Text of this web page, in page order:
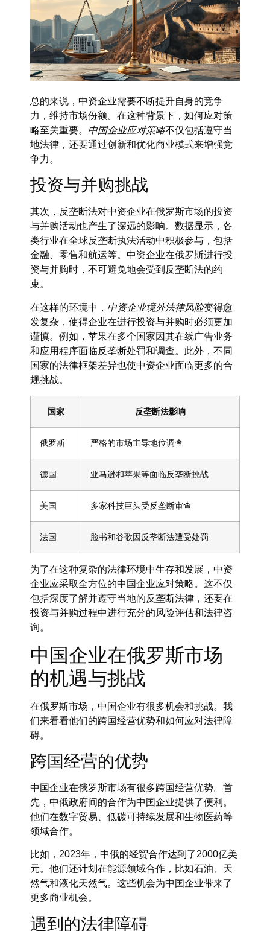
总的来说，中资企业需要不断提升自身的竞争
力，维持市场份额。在这种背景下，如何应对策
略至关重要。 中国企业应对策略不仅包括遵守当
地法律，还要通过创新和优化商业模式来增强竞
争力。
投资与并购挑战
其次，反垄断法对中资企业在俄罗斯市场的投资
与并购活动也产生了深远的影响。数据显示，各
类行业在全球反垄断执法活动中积极参与，包括
金融、零售和航运等。中资企业在俄罗斯进行投
资与并购时，不可避免地会受到反垄断法的约
束。
在这样的环境中， 中资企业境外法律风险变得愈
发复杂，使得企业在进行投资与并购时必须更加
谨慎。例如，苹果在多个国家因其在线广告业务
和应用程序面临反垄断处罚和调查。此外，不同
国家的法律框架差异也使中资企业面临更多的合
规挑战。
国家 反垄断法影响
俄罗斯 严格的市场主导地位调查
德国 亚马逊和苹果等面临反垄断挑战
美国 多家科技巨头受反垄断审查
法国 脸书和谷歌因反垄断法遭受处罚
为了在这种复杂的法律环境中生存和发展，中资
企业应采取全方位的中国企业应对策略。这不仅
包括深度了解并遵守当地的反垄断法律，还要在
投资与并购过程中进行充分的风险评估和法律咨
询。
中国企业在俄罗斯市场
的机遇与挑战
在俄罗斯市场，中国企业有很多机会和挑战。我
们来看看他们的跨国经营优势和如何应对法律障
碍。
跨国经营的优势
中国企业在俄罗斯市场有很多跨国经营优势。首
先，中俄政府间的合作为中国企业提供了便利。
他们在数字贸易、低碳可持续发展和生物医药等
领域合作。
比如，2023年，中俄的经贸合作达到了2000亿美
元。他们还计划在能源领域合作，比如石油、天
然气和液化天然气。这些机会为中国企业带来了
更多商业机会。
遇到的法律障碍